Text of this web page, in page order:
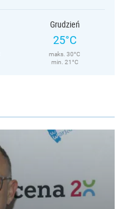
Grudzień
25°C
maks. 30°C
min. 21°C